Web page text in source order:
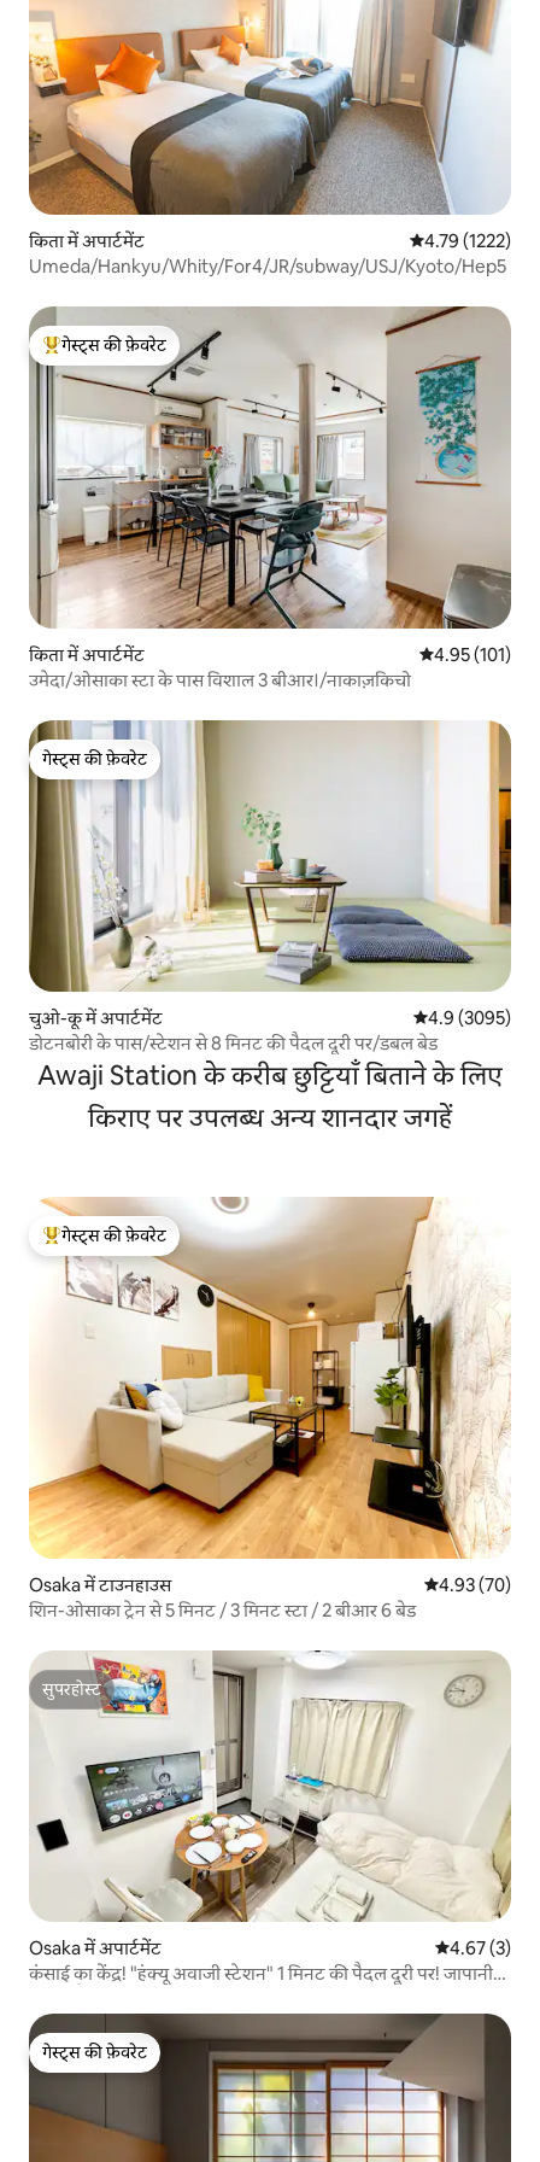
किता में अपार्टमेंट औसत रेटिंग 5 में से
4.79 (1222)
Umeda/Hankyu/Whity/For4/JR/subway/USJ/Kyoto/Hep5
गेस्ट्स का टॉप फ़ेवरेट
गेस्ट्स की फ़ेवरेट
किता में अपार्टमेंट औसत रेटिंग 5 में से
4.95 (101)
उमेदा/ओसाका स्टा के पास विशाल 3 बीआर।/नाकाज़किचो
गेस्ट्स की फ़ेवरेट
गेस्ट्स की फ़ेवरेट
चुओ-कू में अपार्टमेंट औसत रेटिंग 5 में से
4.9 (3095)
डोटनबोरी के पास/स्टेशन से 8 मिनट की पैदल दूरी पर/डबल बेड
Awaji Station के करीब छुट्टियाँ बिताने के लिए
किराए पर उपलब्ध अन्य शानदार जगहें
गेस्ट्स का टॉप फ़ेवरेट
गेस्ट्स की फ़ेवरेट
Osaka में टाउनहाउस औसत रेटिंग 5 में
4.93 (70)
शिन-ओसाका ट्रेन से 5 मिनट / 3 मिनट स्टा / 2 बीआर 6 बेड
सुपरहोस्ट
सुपरहोस्ट
Osaka में अपार्टमेंट औसत रेटिंग 5 में
4.67 (3)
कंसाई का केंद्र! "हंक्यू अवाजी स्टेशन" 1 मिनट की पैदल दूरी पर! जापानी
लिए आपका स्वागत है!
गेस्ट्स की फ़ेवरेट
गेस्ट्स की फ़ेवरेट